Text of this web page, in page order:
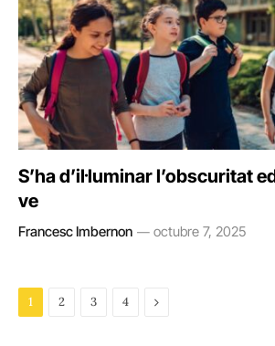
S’ha d’il·luminar l’obscuritat
ve
Francesc Imbernon octubre 7, 2025
1 2 3 4 Next